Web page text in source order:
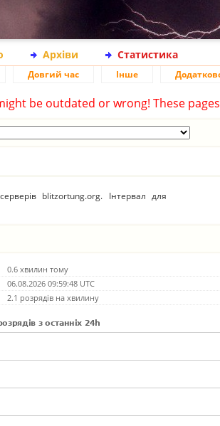
Архіви Статистика
Довгий час Інше
be outdated or wrong! These
blitzortung.org. Інтервал для
0.6 хвилин тому
06.08.2026 09:59:48 UTC
2.1 розрядів на хвилину